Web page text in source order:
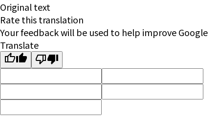
Original text
Rate this translation
Your feedback will be used to help improve Google
Translate